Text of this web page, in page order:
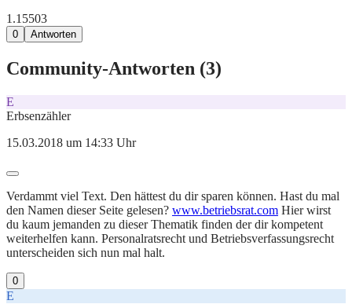
1.15503
0 Antworten
Community-Antworten (3)
E
Erbsenzähler
15.03.2018 um 14:33 Uhr
Verdammt viel Text. Den hättest du dir sparen können. Hast du mal
den Namen dieser Seite gelesen? www.betriebsrat.com Hier wirst
du kaum jemanden zu dieser Thematik finden der dir kompetent
weiterhelfen kann. Personalratsrecht und Betriebsverfassungsrecht
unterscheiden sich nun mal halt.
0
E